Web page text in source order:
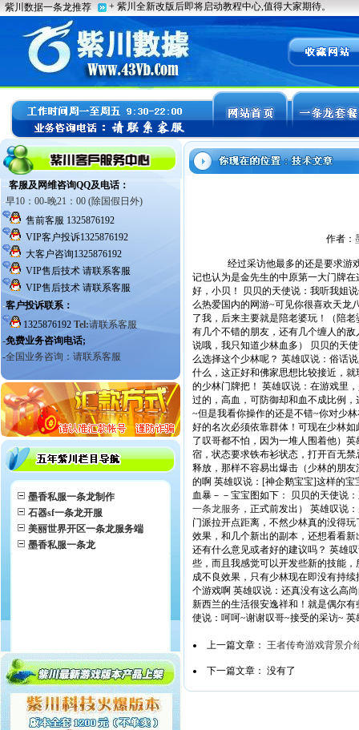
墨香私服一条龙制作
石器sf一条龙开服
美丽世界开区一条龙服务端
墨香私服一条龙
作者：
经过采访他最多的还是要求游戏
记也认为是金先生的中原第一大门牌
好，小贝！ 贝贝的天使说：我听我姐
么热爱国内的网游~可见你很喜欢天龙
了我，后来主要就是陪老婆玩！（陪
有几个不错的朋友，还有几个缠人的
说哦，我只知道少林血多） 贝贝的天
么选择这个少林呢？ 英雄叹说：俗话
什么，这正好和佛家思想比较接近，
的少林门牌把！ 英雄叹说：在游戏里
过的，高血，可防御却和血不成比例
~但是我看你操作的还是不错~你对少
好的名次必须依靠群体！可现在少林
了叹哥都不怕，因为一堆人围着他）
宿，状态要求铁布衫状态，打开百无
释放，那样不容易出爆击（少林的朋
的啊 英雄叹说：[神企鹅宝宝]这样的
血暴－－宝宝图如下： 贝贝的天使说
一条龙服务 ，正式前发出） 英雄叹说
门派拉开点距离，不然少林真的没得
效果，和几个新出的副本，还想看看
还有什么意见或者好的建议吗？ 英雄
些，而且我感觉可以开发些新的技能
成不良效果，只有少林现在即没有持
个游戏啊 英雄叹说：还真没有这么高
新西兰的生活很安逸祥和！就是偶尔
使说：呵呵~谢谢叹哥~接受的采访~
上一篇文章： 王者传奇游戏背景介
下一篇文章： 没有了